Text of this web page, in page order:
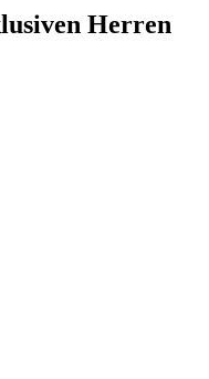
Herren